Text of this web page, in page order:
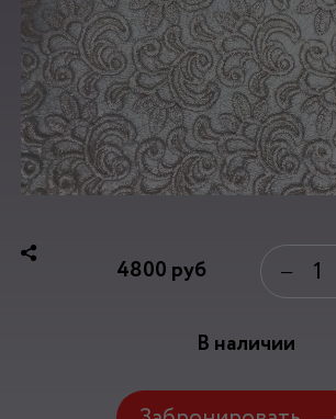
4800 руб −
В наличии